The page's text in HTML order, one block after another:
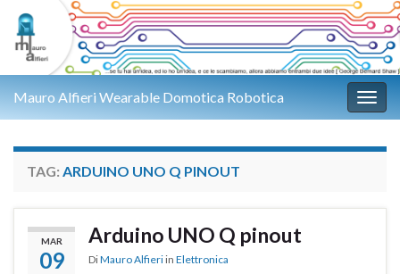
Mauro Alfieri Wearable Domotica Robotica
TAG: ARDUINO UNO Q PINOUT
MAR
09
Arduino UNO Q pinout
DiMauro Alfieri in Elettronica